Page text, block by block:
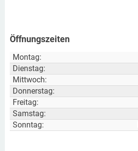
Öffnungszeiten
Montag:
Dienstag:
Mittwoch:
Donnerstag:
Freitag:
Samstag:
Sonntag: